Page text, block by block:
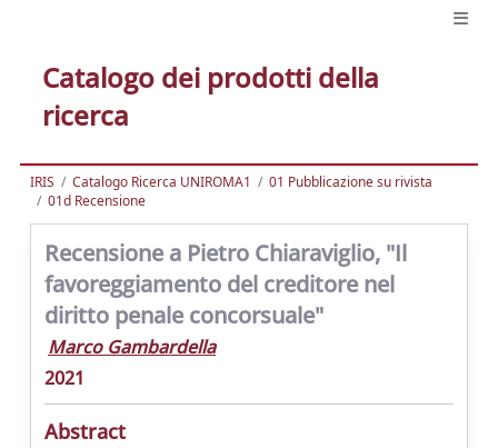
Catalogo dei prodotti della
ricerca
IRIS Catalogo Ricerca UNIROMA1
01 Pubblicazione su rivista
01d Recensione
Recensione a Pietro Chiaraviglio, "Il
favoreggiamento del creditore nel
diritto penale concorsuale"
Marco Gambardella
2021
Abstract